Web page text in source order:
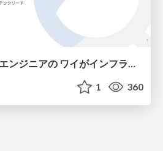
え？フロントエンドエンジニアの ワイがインフラも！？
1 360